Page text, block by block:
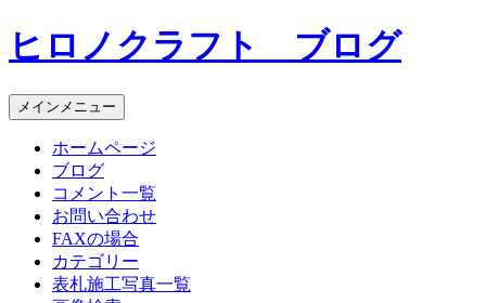
コ
ン
ン
ツ
ヒロノクラフト ブログ
メインメニュー
ホームページ
ブログ
コメント一覧
お問い合わせ
FAXの場合
カテゴリー
表札施工写真一覧